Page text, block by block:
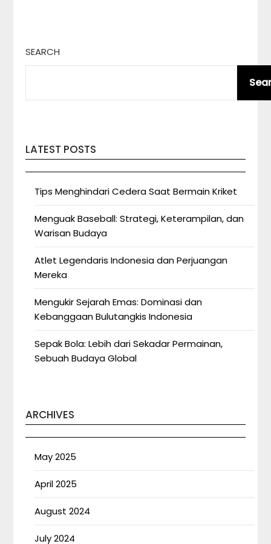
SEARCH
LATEST POSTS
Tips Menghindari Cedera Saat Bermain Kriket
Menguak Baseball: Strategi, Keterampilan, dan
Warisan Budaya
Atlet Legendaris Indonesia dan Perjuangan
Mereka
Mengukir Sejarah Emas: Dominasi dan
Kebanggaan Bulutangkis Indonesia
Sepak Bola: Lebih dari Sekadar Permainan,
Sebuah Budaya Global
ARCHIVES
May 2025
April 2025
August 2024
July 2024